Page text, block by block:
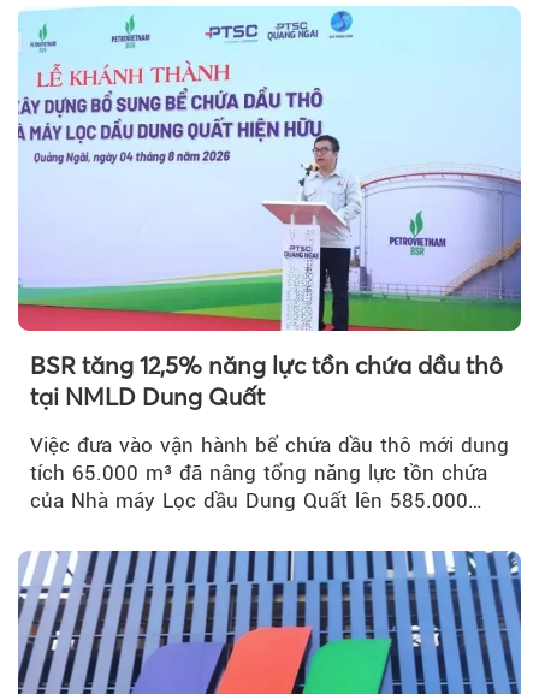
BSR tăng 12,5% năng lực tồn chứa dầu thô
tại NMLD Dung Quất
Việc đưa vào vận hành bể chứa dầu thô mới dung
tích 65.000 m³ đã nâng tổng năng lực tồn chứa
của Nhà máy Lọc dầu Dung Quất lên 585.000